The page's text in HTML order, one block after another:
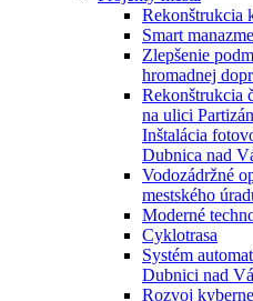
Rekonštrukcia
Smart
Zlepšenie
hromadnej
Rekonštrukcia
na ulici
Inštalácia
Dubnica nad
Vodozádržné
mestského
Moderné
Cyklotrasa
Systém
Dubnici nad
Rozvoj